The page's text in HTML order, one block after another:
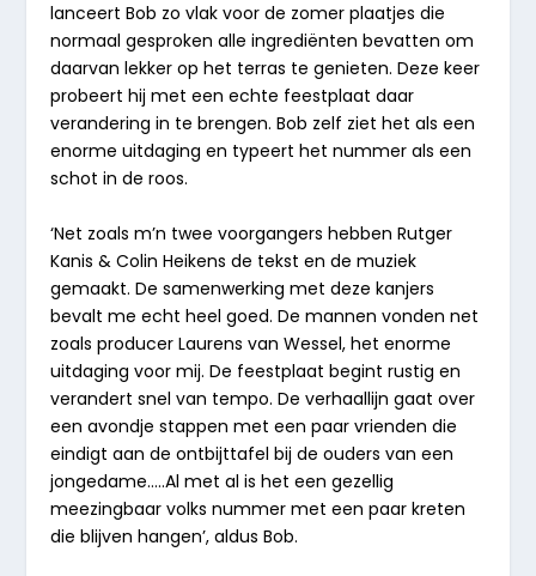
lanceert Bob zo vlak voor de zomer plaatjes die
normaal gesproken alle ingrediënten bevatten om
daarvan lekker op het terras te genieten. Deze keer
probeert hij met een echte feestplaat daar
verandering in te brengen. Bob zelf ziet het als een
enorme uitdaging en typeert het nummer als een
schot in de roos.
‘Net zoals m’n twee voorgangers hebben Rutger
Kanis & Colin Heikens de tekst en de muziek
gemaakt. De samenwerking met deze kanjers
bevalt me echt heel goed. De mannen vonden net
zoals producer Laurens van Wessel, het enorme
uitdaging voor mij. De feestplaat begint rustig en
verandert snel van tempo. De verhaallijn gaat over
een avondje stappen met een paar vrienden die
eindigt aan de ontbijttafel bij de ouders van een
jongedame…..Al met al is het een gezellig
meezingbaar volks nummer met een paar kreten
die blijven hangen’, aldus Bob.